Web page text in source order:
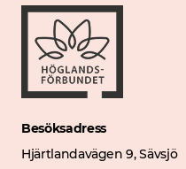
Besöksadress
Hjärtlandavägen 9, Sävsjö